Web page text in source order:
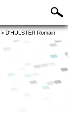
> D'HULSTER Romain